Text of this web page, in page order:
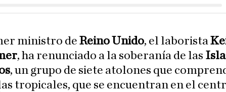
ministro deReino Unido, el laborista
, ha renunciado a la soberanía de las
, un grupo de siete atolones que
tropicales, que se encuentran en el